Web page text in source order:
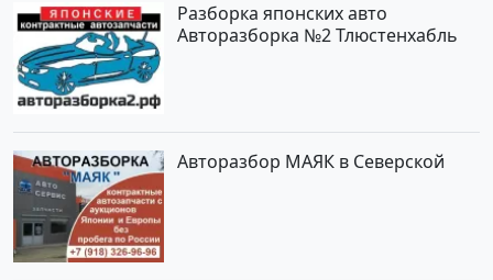
Разборка японских авто
Авторазборка №2 Тлюстенхабль
Авторазбор МАЯК в Северской